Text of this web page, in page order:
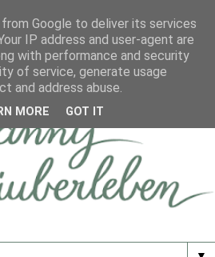
Google to deliver its services
IP address and user-agent are
with performance and security
of service, generate usage
and address abuse.
MORE GOT IT